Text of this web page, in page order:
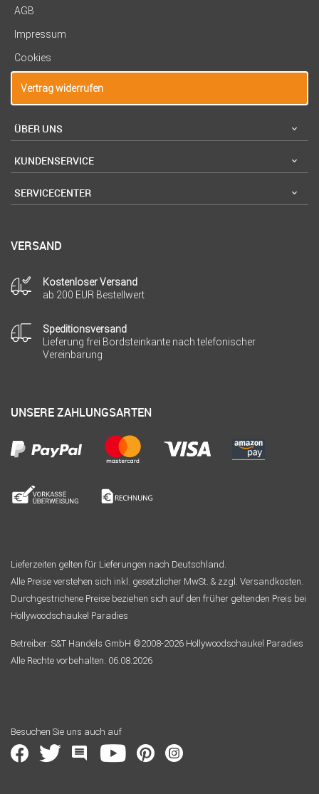
AGB
Impressum
Cookies
Vertrag widerrufen
ÜBER UNS
KUNDENSERVICE
SERVICECENTER
VERSAND
Kostenloser Versand
ab 200 EUR Bestellwert
Speditionsversand
Lieferung frei Bordsteinkante nach telefonischer
Vereinbarung
UNSERE ZAHLUNGSARTEN
Lieferzeiten gelten für Lieferungen nach Deutschland.
Alle Preise verstehen sich inkl. gesetzlicher MwSt. & zzgl. Versandkosten.
Durchgestrichene Preise beziehen sich auf den früher geltenden Preis bei
Hollywoodschaukel Paradies
Betreiber: S&T Handels GmbH ©2008-2026 Hollywoodschaukel Paradies
Alle Rechte vorbehalten. 06.08.2026
Besuchen Sie uns auch auf